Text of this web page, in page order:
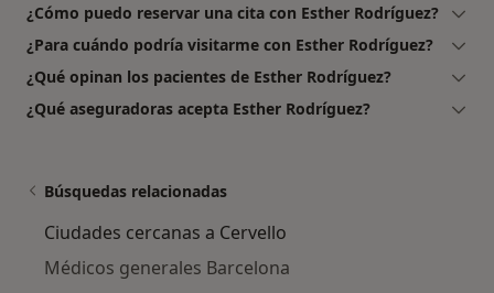
¿Cómo puedo reservar una cita con Esther Rodríguez?
¿Para cuándo podría visitarme con Esther Rodríguez?
¿Qué opinan los pacientes de Esther Rodríguez?
¿Qué aseguradoras acepta Esther Rodríguez?
Búsquedas relacionadas
Ciudades cercanas a Cervello
Médicos generales Barcelona